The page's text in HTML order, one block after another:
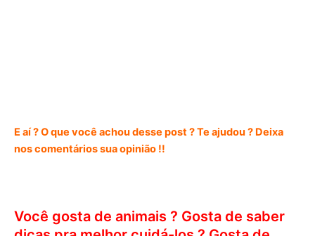
E aí ? O que você achou desse post ? Te ajudou ? Deixa
nos comentários sua opinião !!
Você gosta de animais ? Gosta de saber